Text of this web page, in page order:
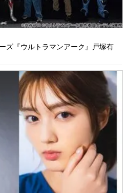
ズ『ウルトラマンアーク』戸塚有